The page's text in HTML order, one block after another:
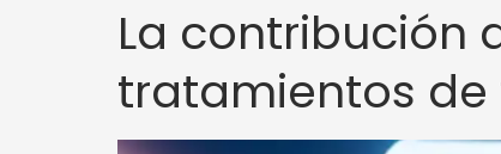
La contribución
tratamientos